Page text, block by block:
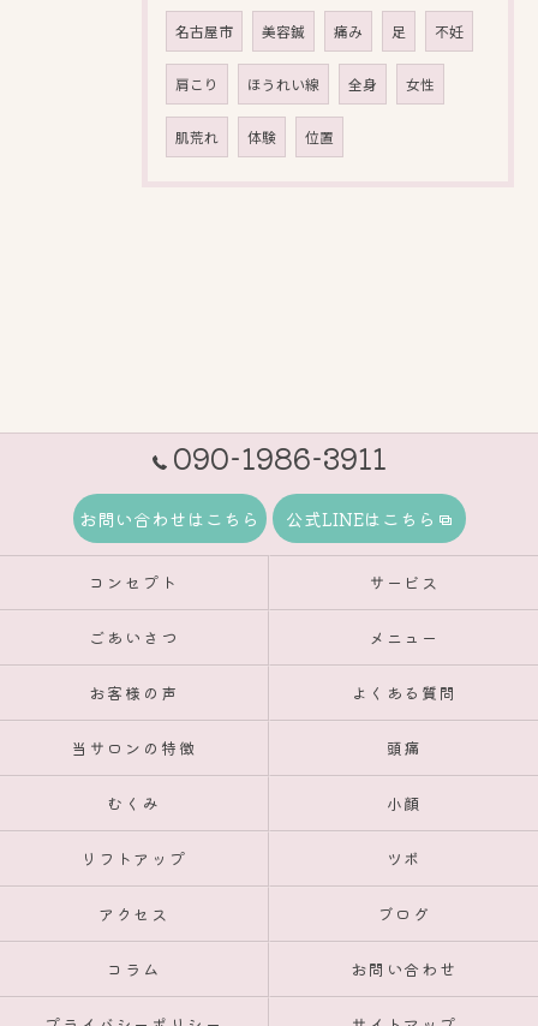
名古屋市 美容鍼 痛み 足 不妊
肩こり ほうれい線 全身 女性
肌荒れ 体験 位置
090-1986-3911
お問い合わせはこちら 公式LINEはこちら
コンセプト サービス
ごあいさつ メニュー
お客様の声 よくある質問
当サロンの特徴 頭痛
むくみ 小顔
リフトアップ ツボ
アクセス ブログ
コラム お問い合わせ